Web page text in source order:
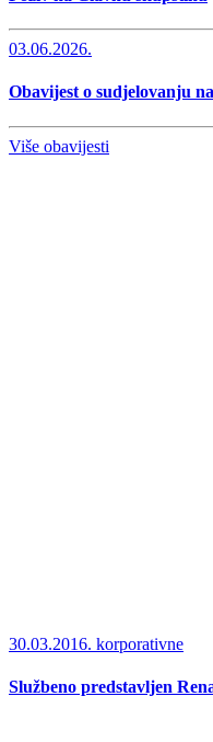
03.06.2026.
Obavijest o sudjelovanju
Više obavijesti
30.03.2016. korporativne
Službeno predstavljen